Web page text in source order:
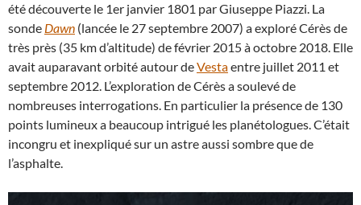
été découverte le 1er janvier 1801 par Giuseppe Piazzi. La
sonde Dawn (lancée le 27 septembre 2007) a exploré Cérès de
très près (35 km d’altitude) de février 2015 à octobre 2018. Elle
avait auparavant orbité autour deVestaentre juillet 2011 et
septembre 2012. L’exploration de Cérès a soulevé de
nombreuses interrogations. En particulier la présence de 130
points lumineux a beaucoup intrigué les planétologues. C’était
incongru et inexpliqué sur un astre aussi sombre que de
l’asphalte.